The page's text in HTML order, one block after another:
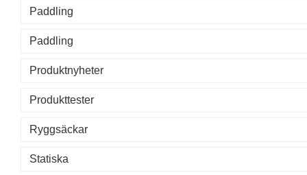
Paddling
Paddling
Produktnyheter
Produkttester
Ryggsäckar
Statiska